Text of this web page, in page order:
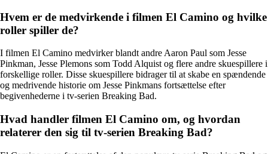
Hvem er de medvirkende i filmen El Camino og hvilke
roller spiller de?
I filmen El Camino medvirker blandt andre Aaron Paul som Jesse
Pinkman, Jesse Plemons som Todd Alquist og flere andre skuespillere i
forskellige roller. Disse skuespillere bidrager til at skabe en spændende
og medrivende historie om Jesse Pinkmans fortsættelse efter
begivenhederne i tv-serien Breaking Bad.
Hvad handler filmen El Camino om, og hvordan
relaterer den sig til tv-serien Breaking Bad?